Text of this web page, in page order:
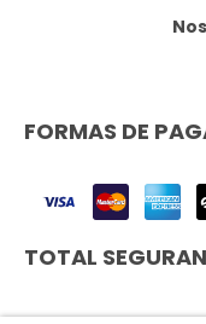
FORMAS DE
TOTAL